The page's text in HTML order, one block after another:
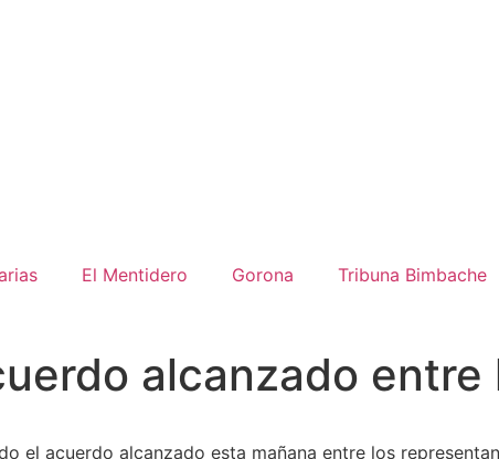
El Mentidero Gorona Tribuna Bimbache
alcanzado entre
el acuerdo alcanzado esta mañana entre los